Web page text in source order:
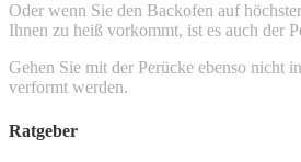
Oder wenn Sie den Backofen auf
Ihnen zu heiß vorkommt, ist es auch der
Gehen Sie mit der Perücke ebenso nicht
verformt werden.
Ratgeber